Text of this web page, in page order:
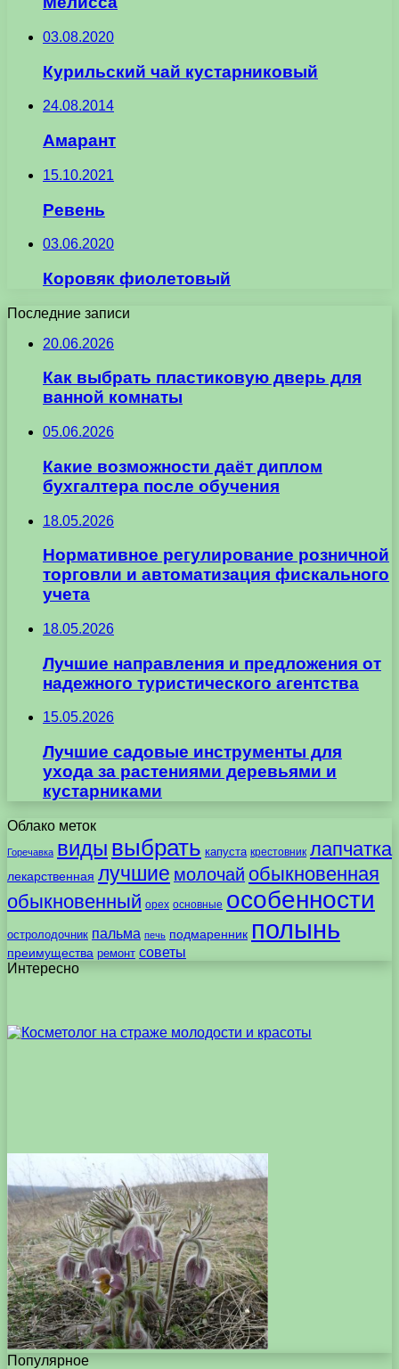
03.08.2020
Курильский чай кустарниковый
24.08.2014
Амарант
15.10.2021
Ревень
03.06.2020
Коровяк фиолетовый
Последние записи
20.06.2026
Как выбрать пластиковую дверь для
ванной комнаты
05.06.2026
Какие возможности даёт диплом
бухгалтера после обучения
18.05.2026
Нормативное регулирование розничной
торговли и автоматизация фискального
учета
18.05.2026
Лучшие направления и предложения от
надежного туристического агентства
15.05.2026
Лучшие садовые инструменты для
ухода за растениями деревьями и
кустарниками
Облако меток
Горечавка виды выбрать капуста крестовник лапчатка
лекарственная лучшие молочай обыкновенная
обыкновенный орех основные особенности
остролодочник пальма печь подмаренник полынь
преимущества ремонт советы
Интересно
Популярное